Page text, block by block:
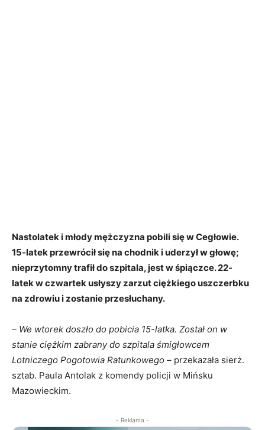
Nastolatek i młody mężczyzna pobili się w Cegłowie.
15-latek przewrócił się na chodnik i uderzył w głowę;
nieprzytomny trafił do szpitala, jest w śpiączce. 22-
latek w czwartek usłyszy zarzut ciężkiego uszczerbku
na zdrowiu i zostanie przesłuchany.
– We wtorek doszło do pobicia 15-latka. Został on w
stanie ciężkim zabrany do szpitala śmigłowcem
Lotniczego Pogotowia Ratunkowego – przekazała sierż.
sztab. Paula Antolak z komendy policji w Mińsku
Mazowieckim.
- Reklama -